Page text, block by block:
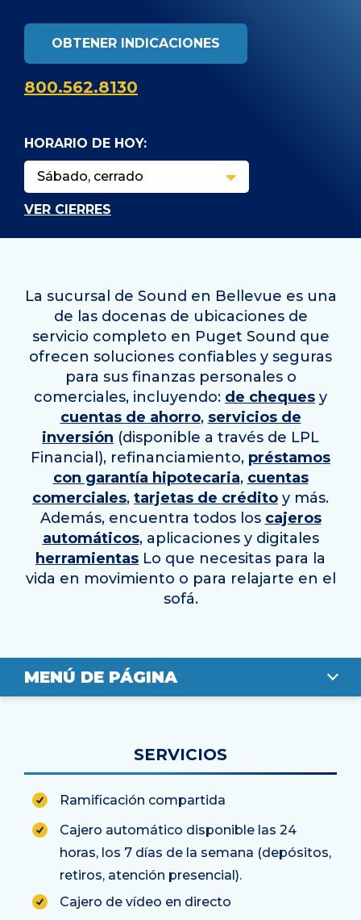
OBTENER INDICACIONES
800.562.8130
HORARIO DE HOY:
VER CIERRES
La sucursal de Sound en Bellevue es una
de las docenas de ubicaciones de
servicio completo en Puget Sound que
ofrecen soluciones confiables y seguras
para sus finanzas personales o
comerciales, incluyendo: de cheques y
cuentas de ahorro, servicios de
inversión (disponible a través de LPL
Financial), refinanciamiento, préstamos
con garantía hipotecaria, cuentas
comerciales, tarjetas de crédito y más.
Además, encuentra todos los cajeros
automáticos, aplicaciones y digitales
herramientas Lo que necesitas para la
vida en movimiento o para relajarte en el
sofá.
MENÚ DE PÁGINA
PERSONAL
SERVICIOS
Ramificación compartida
Cajero automático disponible las 24
horas, los 7 días de la semana (depósitos,
retiros, atención presencial).
Cajero de vídeo en directo